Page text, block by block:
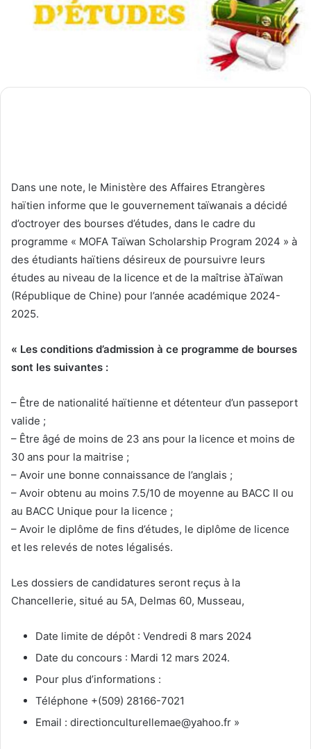
Dans une note, le Ministère des Affaires Etrangères
haïtien informe que le gouvernement taïwanais a décidé
d’octroyer des bourses d’études, dans le cadre du
programme « MOFA Taïwan Scholarship Program 2024 » à
des étudiants haïtiens désireux de poursuivre leurs
études au niveau de la licence et de la maîtrise àTaïwan
(République de Chine) pour l’année académique 2024-
2025.
« Les conditions d’admission à ce programme de bourses
sont les suivantes :
– Être de nationalité haïtienne et détenteur d’un passeport
valide ;
– Être âgé de moins de 23 ans pour la licence et moins de
30 ans pour la maitrise ;
– Avoir une bonne connaissance de l’anglais ;
– Avoir obtenu au moins 7.5/10 de moyenne au BACC II ou
au BACC Unique pour la licence ;
– Avoir le diplôme de fins d’études, le diplôme de licence
et les relevés de notes légalisés.
Les dossiers de candidatures seront reçus à la
Chancellerie, situé au 5A, Delmas 60, Musseau,
Date limite de dépôt : Vendredi 8 mars 2024
Date du concours : Mardi 12 mars 2024.
Pour plus d’informations :
Téléphone +(509) 28166-7021
Email : directionculturellemae@yahoo.fr »